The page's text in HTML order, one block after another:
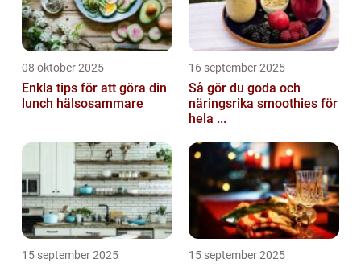
08 oktober 2025
Enkla tips för att göra din
lunch hälsosammare
16 september 2025
Så gör du goda och
näringsrika smoothies för
hela ...
15 september 2025 15 september 2025